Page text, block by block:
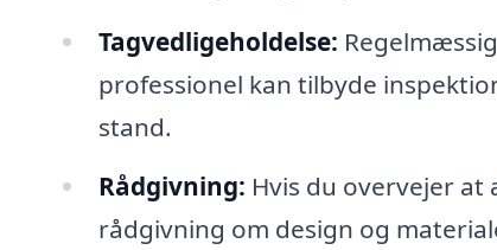
Tagvedligeholdelse:
professionel kan tilbyde
stand.
Rådgivning: Hvis du overvejer
rådgivning om design og